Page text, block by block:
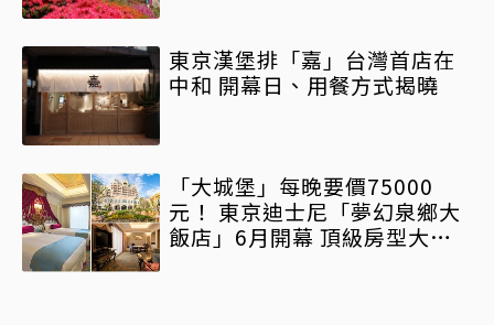
東京漢堡排「嘉」台灣首店在
中和 開幕日、用餐方式揭曉
「大城堡」每晚要價75000
元！ 東京迪士尼「夢幻泉鄉大
飯店」6月開幕 頂級房型大公